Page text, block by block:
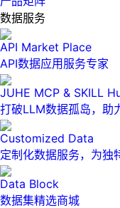
数据服务
API Market Place
API数据应用服务专家
JUHE MCP & SKILL
打破LLM数据孤岛，助
Customized Data
定制化数据服务，为独
Data Block
数据集精选商城